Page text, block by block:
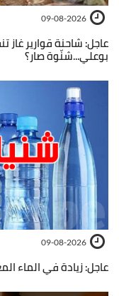
09-08-2026
عاجل: شاحنة قوارير
بوعلي...شنّوة صار؟
09-08-2026
عاجل: زيادة في الماء